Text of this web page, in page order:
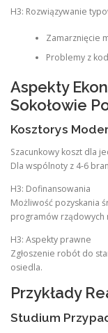
H3: Rozwiązywanie
Zamarznięcie
Problemy z
Aspekty
Sokołowie
Kosztorys
Szacunkowy koszt dla
Dla wspólnoty z 4-6
H3: Dofinansowania
Możliwość pozyskania
programów
H3: Aspekty prawne
Zgłoszenie robót do
osiedla.
Przykłady
Studium